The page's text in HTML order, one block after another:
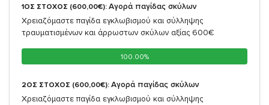
1ΟΣ ΣΤΟΧΟΣ (600,00€): Αγορά παγίδας σκύλων
Χρειαζόμαστε παγίδα εγκλωβισμού και σύλληψης
τραυματισμένων και άρρωστων σκύλων αξίας 600€
100.00%
100.00%
2ΟΣ ΣΤΟΧΟΣ (600,00€): Αγορά παγίδας σκύλων
Χρειαζόμαστε παγίδα εγκλωβισμού και σύλληψης